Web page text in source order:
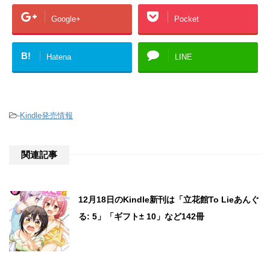
Google+ Pocket
B! Hatena LINE
-Kindle発売情報
関連記事
12月18日のKindle新刊は「立花館To Lieあんぐ
る: 5」「ギフト± 10」など142冊